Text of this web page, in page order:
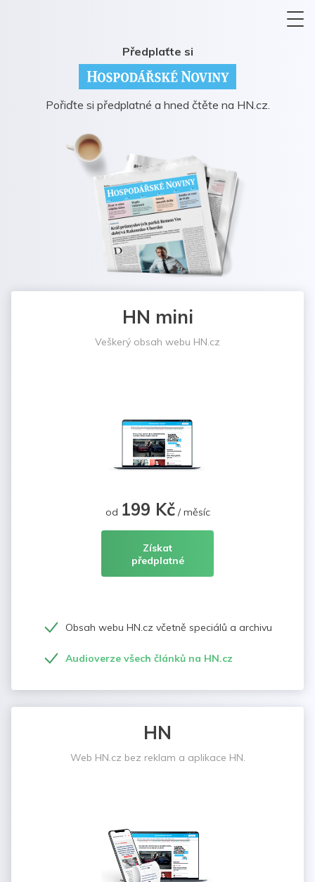
Předplaťte si
Pořiďte si předplatné a hned čtěte na HN.cz.
HN mini
Veškerý obsah webu HN.cz
od 199 Kč/ měsíc
Získat
předplatné
Obsah webu HN.cz včetně speciálů a archivu
Audioverze všech článků na HN.cz
HN
Web HN.cz bez reklam a aplikace HN.